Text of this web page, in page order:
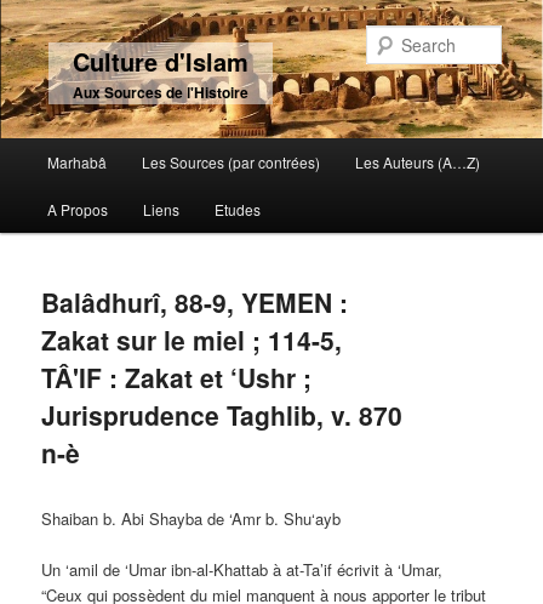
Culture d'Islam
Aux Sources de l'Histoire
Skip to primary content
Skip to secondary content
Marhabâ Les Sources (par contrées) Les Auteurs (A…Z)
A Propos Liens Etudes
Balâdhurî, 88-9, YEMEN :
Zakat sur le miel ; 114-5,
TÂ'IF : Zakat et ‘Ushr ;
Jurisprudence Taghlib, v. 870
n-è
Shaiban b. Abi Shayba de ‘Amr b. Shu‘ayb
Un ‘amil de ‘Umar ibn-al-Khattab à at-Ta’if écrivit à ‘Umar,
“Ceux qui possèdent du miel manquent à nous apporter le tribut